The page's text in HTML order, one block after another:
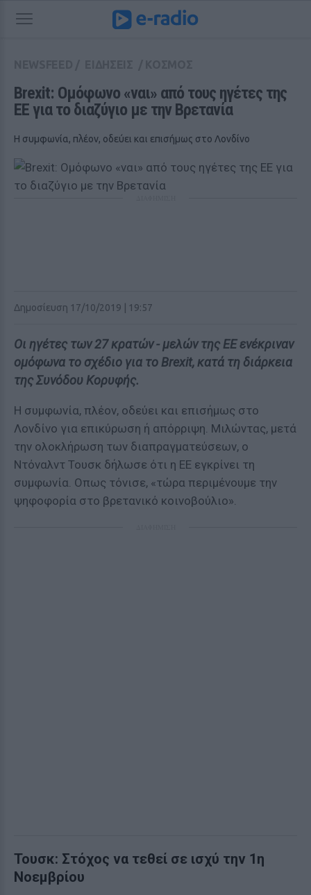
Brexit: Ομόφωνο «ναι» από τους ηγέτες της
ΕΕ για το διαζύγιο με την Βρετανία
Η συμφωνία, πλέον, οδεύει και επισήμως στο Λονδίνο
Δημοσίευση 17/10/2019 | 19:57
Οι ηγέτες των 27 κρατών - μελών της ΕΕ ενέκριναν
ομόφωνα το σχέδιο για το Brexit, κατά τη διάρκεια
της Συνόδου Κορυφής.
Η συμφωνία, πλέον, οδεύει και επισήμως στο
Λονδίνο για επικύρωση ή απόρριψη. Μιλώντας, μετά
την ολοκλήρωση των διαπραγματεύσεων, ο
Ντόναλντ Τουσκ δήλωσε ότι η ΕΕ εγκρίνει τη
συμφωνία. Οπως τόνισε, «τώρα περιμένουμε την
ψηφοφορία στο βρετανικό κοινοβούλιο».
Τουσκ: Στόχος να τεθεί σε ισχύ την 1η
Νοεμβρίου